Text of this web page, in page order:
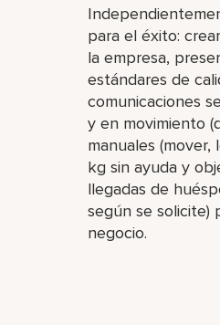
para el éxito:
la empresa,
estándares de
comunicaciones
y en movimiento
manuales
kg sin ayuda y
llegadas de
según se solicite)
negocio.